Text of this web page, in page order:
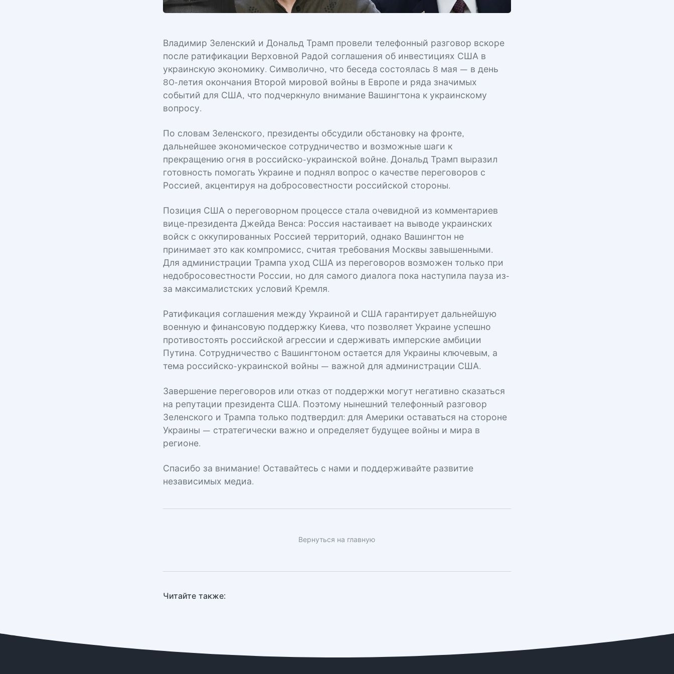
Владимир Зеленский и Дональд Трамп провели телефонный разговор вскоре
после ратификации Верховной Радой соглашения об инвестициях США в
украинскую экономику. Символично, что беседа состоялась 8 мая — в день
80-летия окончания Второй мировой войны в Европе и ряда значимых
событий для США, что подчеркнуло внимание Вашингтона к украинскому
вопросу.
По словам Зеленского, президенты обсудили обстановку на фронте,
дальнейшее экономическое сотрудничество и возможные шаги к
прекращению огня в российско-украинской войне. Дональд Трамп выразил
готовность помогать Украине и поднял вопрос о качестве переговоров с
Россией, акцентируя на добросовестности российской стороны.
Позиция США о переговорном процессе стала очевидной из комментариев
вице-президента Джейда Венса: Россия настаивает на выводе украинских
войск с оккупированных Россией территорий, однако Вашингтон не
принимает это как компромисс, считая требования Москвы завышенными.
Для администрации Трампа уход США из переговоров возможен только при
недобросовестности России, но для самого диалога пока наступила пауза из-
за максималистских условий Кремля.
Ратификация соглашения между Украиной и США гарантирует дальнейшую
военную и финансовую поддержку Киева, что позволяет Украине успешно
противостоять российской агрессии и сдерживать имперские амбиции
Путина. Сотрудничество с Вашингтоном остается для Украины ключевым, а
тема российско-украинской войны — важной для администрации США.
Завершение переговоров или отказ от поддержки могут негативно сказаться
на репутации президента США. Поэтому нынешний телефонный разговор
Зеленского и Трампа только подтвердил: для Америки оставаться на стороне
Украины — стратегически важно и определяет будущее войны и мира в
регионе.
Спасибо за внимание! Оставайтесь с нами и поддерживайте развитие
независимых медиа.
Вернуться на главную
Читайте также: